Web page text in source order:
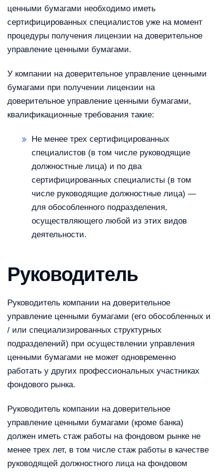
ценными бумагами необходимо иметь
сертифицированных специалистов уже на момент
процедуры получения лицензии на доверительное
управление ценными бумагами.
У компании на доверительное управление ценными
бумагами при получении лицензии на
доверительное управление ценными бумагами,
квалификационные требования такие:
Не менее трех сертифицированных
специалистов (в том числе руководящие
должностные лица) и по два
сертифицированных специалисты (в том
числе руководящие должностные лица) —
для обособленного подразделения,
осуществляющего любой из этих видов
деятельности.
Руководитель
Руководитель компании на доверительное
управление ценными бумагами (его обособленных и
/ или специализированных структурных
подразделений) при осуществлении управления
ценными бумагами не может одновременно
работать у других профессиональных участниках
фондового рынка.
Руководитель компании на доверительное
управление ценными бумагами (кроме банка)
должен иметь стаж работы на фондовом рынке не
менее трех лет, в том числе стаж работы в качестве
руководящей должностного лица на фондовом